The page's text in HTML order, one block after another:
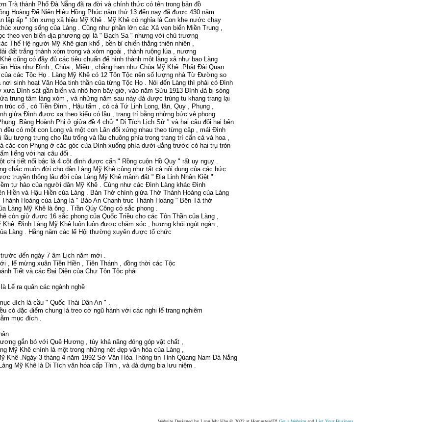
Trà thành Phố Đà Nẵng đã ra đời và chính thức có tên trong bản đồ
Hoàng Đế Niên Hiệu Hồng Phúc năm thứ 13 đến nay đã được 430 năm
lập ấp " tôn xưng xả hiệu Mỹ Khê . Mỹ Khê có nghỉa là Con khe nước chạy
xương sống của Làng . Cũng như phần lớn các Xả ven biển Miền Trung ,
theo ven biển địa phương gọi là " Bạch Sa " nhưng với chủ trương
Thế Hệ người Mỹ Khê gian khổ , bền bỉ chiến thắng thiên nhiên ,
đất trắng thành xóm trong và xóm ngoài , thành ruộng lúa , nương
cũng có đầy đủ các tiêu chuẩn để hình thành một làng xả như bao Làng
Hóa như Đình , Chùa , Miểu , chẳng hạn như Chùa Mỹ Khê .Phật Đài Quan
các Tộc Họ . Làng Mỹ Khê có 12 Tôn Tộc nên số lượng nhà Từ Đường so
sinh hoạt Văn Hóa tinh thần của từng Tộc Họ . Nói đến Làng thì phải có Đình
Đình sát gần biển và nhỏ hơn bây giờ, vào năm Sửu 1913 Đình đả bị sóng
trung tâm làng xóm , và những năm sau này đả được trùng tu khang trang lại
cổ , có Tiền Đình , Hậu tẩm , có cả Tứ Linh Long, lân, Quy , Phụng ,
giửa Đình được xạ theo kiểu có lầu , trang trí bằng nhửng bức vẻ phong
.Bảng Hoành Phi ở giửa đề 4 chử " Di Tích Lịch Sử " và hai câu đối hai bên
có một con Long và một con Lân đối xứng nhau theo từng cặp , mái Đình
tượng trưng cho lầu trống và lầu chuông phía trong trang trí cẩn cá và hoa ,
các con Phụng ở các góc của Đình xuống phía dưới đằng trước có hai trụ tròn
liểng với hai câu đối .
chi tiết nổi bậc là 4 cột đình được cẩn " Rồng cuộn Hồ Quy " rất uy nguy .
chắc muôn đời cho dân Làng Mỹ Khê củng như tất cả nội dung của các bức
truyền thống lâu đời của Làng Mỹ Khê mảnh đất " Địa Linh Nhân Kiệt "
tự hào của người dân Mỹ Khê . Củng như các Đình Làng khác Đình
Hiền và Hậu Hiền của Làng . Bàn Thờ chính giửa Thờ Thành Hoàng của Làng
Hoàng của Làng là " Bảo An Chanh truc Thành Hoàng " Bên Tả thờ
Làng Mỹ Khê là ông . Trần Qúy Công có sắc phong .
còn giử được 16 sắc phong của Quốc Triều cho các Tôn Thần của Làng ,
.Đình Làng Mỹ Khê luôn luôn được chăm sóc , hương khói ngút ngàn ,
Làng . Hằng năm các lể Hội thường xuyên được tổ chức
đến ngày 7 âm Lịch năm mới .
, lể mừng xuân Tiền Hiền , Tiên Thánh , đồng thời các Tộc
Tiết và các Đại Diện của Chư Tôn Tộc phái
Lể ra quân các ngành nghề
đích là cầu " Quốc Thái Dân An " .
có đặc điểm chung là treo cờ ngũ hành với các nghi lể trang nghiêm
mục đích .
gắn bó với Quê Hương , tùy khả năng đóng góp vật chất ,
Mỹ Khê chính là một trong những nét đẹp văn hóa của Làng ,
Khê .Ngày 3 tháng 4 năm 1992 Sở Văn Hóa Thông tin Tỉnh Qủang Nam Đà Nẳng
Mỹ Khê là Di Tích văn hóa cấp Tỉnh , và đả dựng bia lưu niệm .